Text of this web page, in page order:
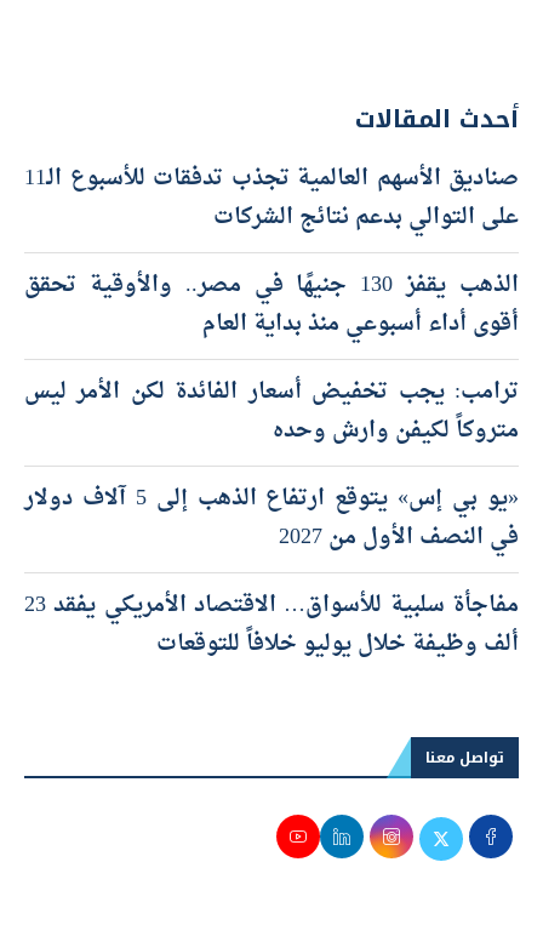
أحدث المقالات
صناديق الأسهم العالمية تجذب تدفقات للأسبوع الـ11
على التوالي بدعم نتائج الشركات
الذهب يقفز 130 جنيهًا في مصر.. والأوقية تحقق
أقوى أداء أسبوعي منذ بداية العام
ترامب: يجب تخفيض أسعار الفائدة لكن الأمر ليس
متروكاً لكيفن وارش وحده
«يو بي إس» يتوقع ارتفاع الذهب إلى 5 آلاف دولار
في النصف الأول من 2027
مفاجأة سلبية للأسواق… الاقتصاد الأمريكي يفقد 23
ألف وظيفة خلال يوليو خلافاً للتوقعات
تواصل معنا